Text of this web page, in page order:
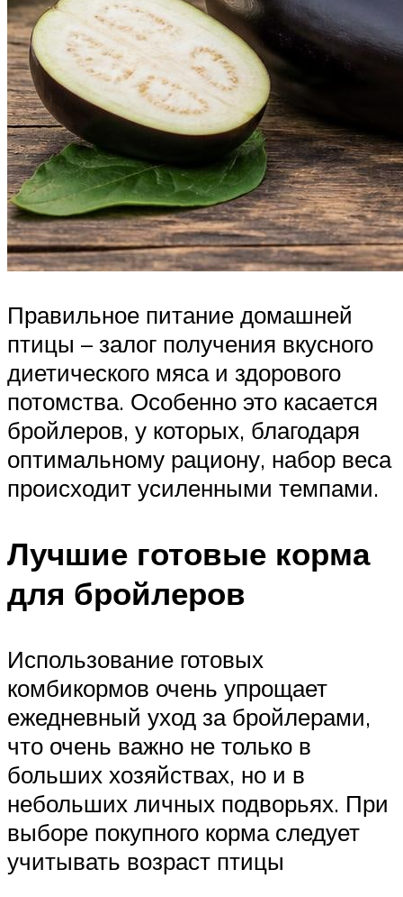
Правильное питание домашней
птицы – залог получения вкусного
диетического мяса и здорового
потомства. Особенно это касается
бройлеров, у которых, благодаря
оптимальному рациону, набор веса
происходит усиленными темпами.
Лучшие готовые корма
для бройлеров
Использование готовых
комбикормов очень упрощает
ежедневный уход за бройлерами,
что очень важно не только в
больших хозяйствах, но и в
небольших личных подворьях. При
выборе покупного корма следует
учитывать возраст птицы